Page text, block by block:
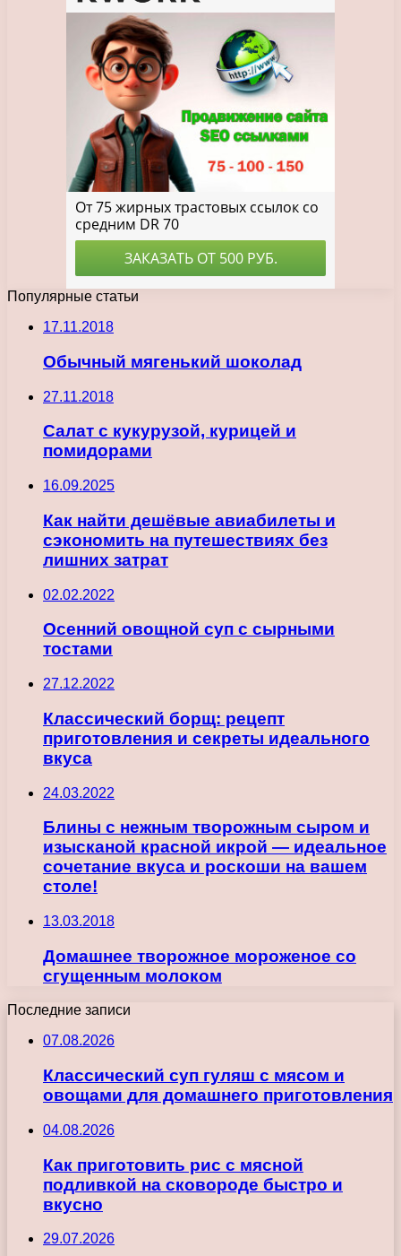
Популярные статьи
17.11.2018
Обычный мягенький шоколад
27.11.2018
Салат с кукурузой, курицей и
помидорами
16.09.2025
Как найти дешёвые авиабилеты и
сэкономить на путешествиях без
лишних затрат
02.02.2022
Осенний овощной суп с сырными
тостами
27.12.2022
Классический борщ: рецепт
приготовления и секреты идеального
вкуса
24.03.2022
Блины с нежным творожным сыром и
изысканой красной икрой — идеальное
сочетание вкуса и роскоши на вашем
столе!
13.03.2018
Домашнее творожное мороженое со
сгущенным молоком
Последние записи
07.08.2026
Классический суп гуляш с мясом и
овощами для домашнего приготовления
04.08.2026
Как приготовить рис с мясной
подливкой на сковороде быстро и
вкусно
29.07.2026